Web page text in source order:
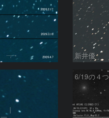
新井優
6/19の４